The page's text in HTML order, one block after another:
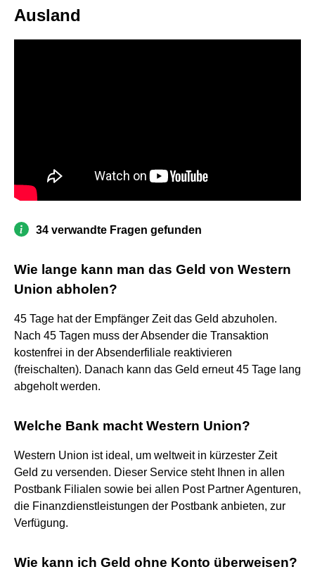
Ausland
34 verwandte Fragen gefunden
Wie lange kann man das Geld von Western
Union abholen?
45 Tage hat der Empfänger Zeit das Geld abzuholen.
Nach 45 Tagen muss der Absender die Transaktion
kostenfrei in der Absenderfiliale reaktivieren
(freischalten). Danach kann das Geld erneut 45 Tage lang
abgeholt werden.
Welche Bank macht Western Union?
Western Union ist ideal, um weltweit in kürzester Zeit
Geld zu versenden. Dieser Service steht Ihnen in allen
Postbank Filialen sowie bei allen Post Partner Agenturen,
die Finanzdienstleistungen der Postbank anbieten, zur
Verfügung.
Wie kann ich Geld ohne Konto überweisen?